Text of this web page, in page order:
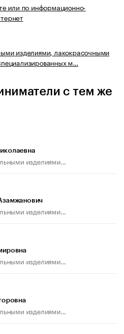
или по информационно-
изделиями, лакокрасочными
м…
с тем же
изделиями...
изделиями...
изделиями...
изделиями...